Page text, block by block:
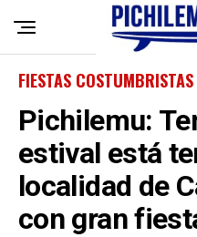
FIESTAS COSTUMBRISTAS
Pichilemu:
estival está
localidad de
con gran